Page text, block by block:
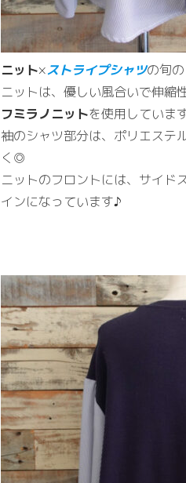
ニット×ストライプシャツの旬
ニットは、優しい風合いで伸縮
フミラノニットを使用しています
袖のシャツ部分は、ポリエステ
く◎
ニットのフロントには、サイド
インになっています♪